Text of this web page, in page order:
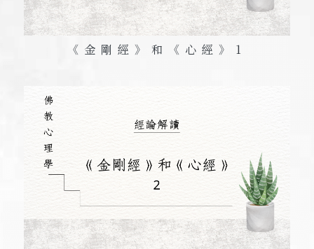
《金剛經》和《心經》1